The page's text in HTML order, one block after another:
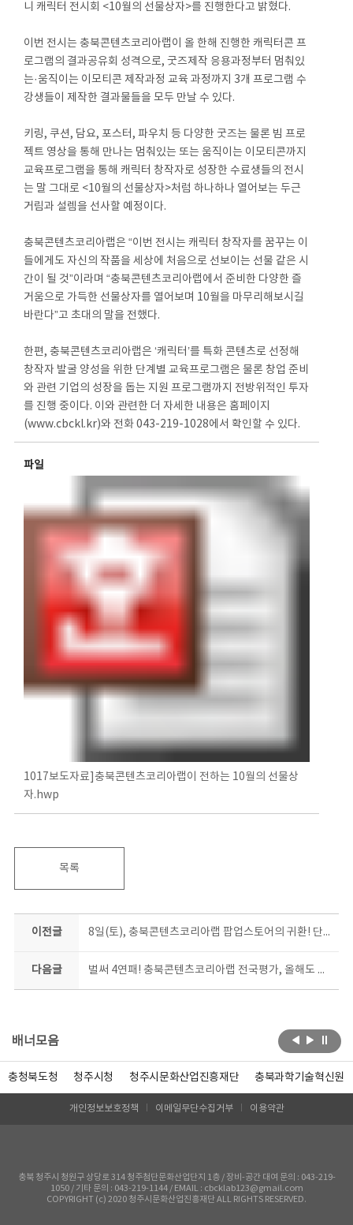
니 캐릭터 전시회 <10월의 선물상자>를 진행한다고 밝혔다.
이번 전시는 충북콘텐츠코리아랩이 올 한해 진행한 캐릭터콘 프
로그램의 결과공유회 성격으로, 굿즈제작 응용과정부터 멈춰있
는·움직이는 이모티콘 제작과정 교육 과정까지 3개 프로그램 수
강생들이 제작한 결과물들을 모두 만날 수 있다.
키링, 쿠션, 담요, 포스터, 파우치 등 다양한 굿즈는 물론 빔 프로
젝트 영상을 통해 만나는 멈춰있는 또는 움직이는 이모티콘까지
교육프로그램을 통해 캐릭터 창작자로 성장한 수료생들의 전시
는 말 그대로 <10월의 선물상자>처럼 하나하나 열어보는 두근
거림과 설렘을 선사할 예정이다.
충북콘텐츠코리아랩은 “이번 전시는 캐릭터 창작자를 꿈꾸는 이
들에게도 자신의 작품을 세상에 처음으로 선보이는 선물 같은 시
간이 될 것”이라며 “충북콘텐츠코리아랩에서 준비한 다양한 즐
거움으로 가득한 선물상자를 열어보며 10월을 마무리해보시길
바란다”고 초대의 말을 전했다.
한편, 충북콘텐츠코리아랩은 ‘캐릭터’를 특화 콘텐츠로 선정해
창작자 발굴 양성을 위한 단계별 교육프로그램은 물론 창업 준비
와 관련 기업의 성장을 돕는 지원 프로그램까지 전방위적인 투자
를 진행 중이다. 이와 관련한 더 자세한 내용은 홈페이지
(www.cbckl.kr)와 전화 043-219-1028에서 확인할 수 있다.
파일
1017보도자료]충북콘텐츠코리아랩이 전하는 10월의 선물상
자.hwp
목록
이전글 8일(토), 충북콘텐츠코리아랩 팝업스토어의 귀환! 단 9일간의 깜짝 마켓, 놓치지 마세요~
다음글 벌써 4연패! 충북콘텐츠코리아랩 전국평가, 올해도 최고등급
배너모음
충청북도청 청주시청 청주시문화산업진흥재단 충북과학기술혁신원
개인정보보호정책 이메일무단수집거부 이용약관
충북 청주시 청원구 상당로 314 청주첨단문화산업단지 1층 / 장비-공간 대여 문의 : 043-219-
1050 / 기타 문의 : 043-219-1144 / EMAIL : cbcklab123@gmail.com
COPYRIGHT (c) 2020 청주시문화산업진흥재단 ALL RIGHTS RESERVED.